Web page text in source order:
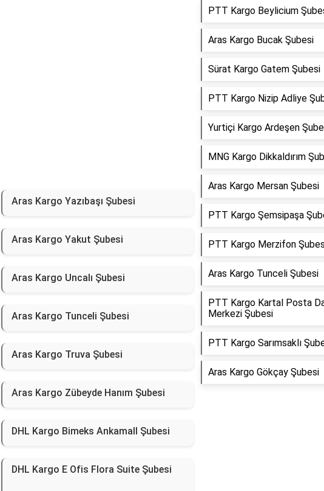
Aras Kargo Yazıbaşı Şubesi
Aras Kargo Yakut Şubesi
Aras Kargo Uncalı Şubesi
Aras Kargo Tunceli Şubesi
Aras Kargo Truva Şubesi
Aras Kargo Zübeyde Hanım Şubesi
DHL Kargo Bimeks Ankamall Şubesi
DHL Kargo E Ofis Flora Suite Şubesi
PTT Kargo Beylicium
Aras Kargo Bucak Şubesi
Sürat Kargo Gatem Şubesi
PTT Kargo Nizip Adliye
Yurtiçi Kargo Ardeşen
MNG Kargo Dikkaldırım
Aras Kargo Mersan Şubesi
PTT Kargo Şemsipaşa
PTT Kargo Merzifon
Aras Kargo Tunceli Şubesi
PTT Kargo Kartal Posta
Merkezi Şubesi
PTT Kargo Sarımsaklı
Aras Kargo Gökçay Şubesi